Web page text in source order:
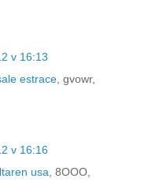
v 16:13
estrace , gvowr,
v 16:16
usa , 8OOO,